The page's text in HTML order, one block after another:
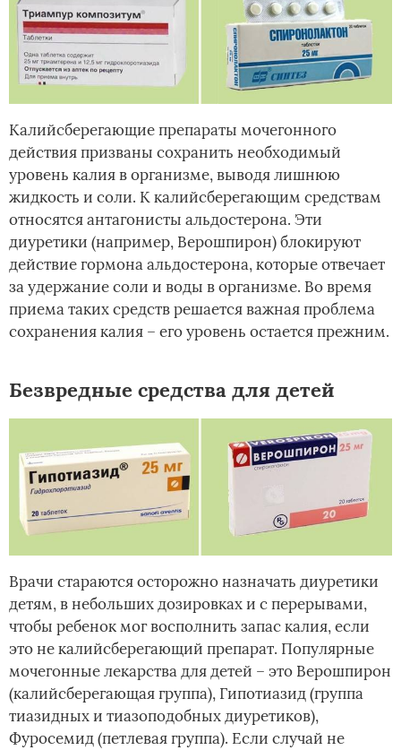
Калийсберегающие препараты мочегонного
действия призваны сохранить необходимый
уровень калия в организме, выводя лишнюю
жидкость и соли. К калийсберегающим средствам
относятся антагонисты альдостерона. Эти
диуретики (например, Верошпирон) блокируют
действие гормона альдостерона, которые отвечает
за удержание соли и воды в организме. Во время
приема таких средств решается важная проблема
сохранения калия – его уровень остается прежним.
Безвредные средства для детей
Врачи стараются осторожно назначать диуретики
детям, в небольших дозировках и с перерывами,
чтобы ребенок мог восполнить запас калия, если
это не калийсберегающий препарат. Популярные
мочегонные лекарства для детей – это Верошпирон
(калийсберегающая группа), Гипотиазид (группа
тиазидных и тиазоподобных диуретиков),
Фуросемид (петлевая группа). Если случай не